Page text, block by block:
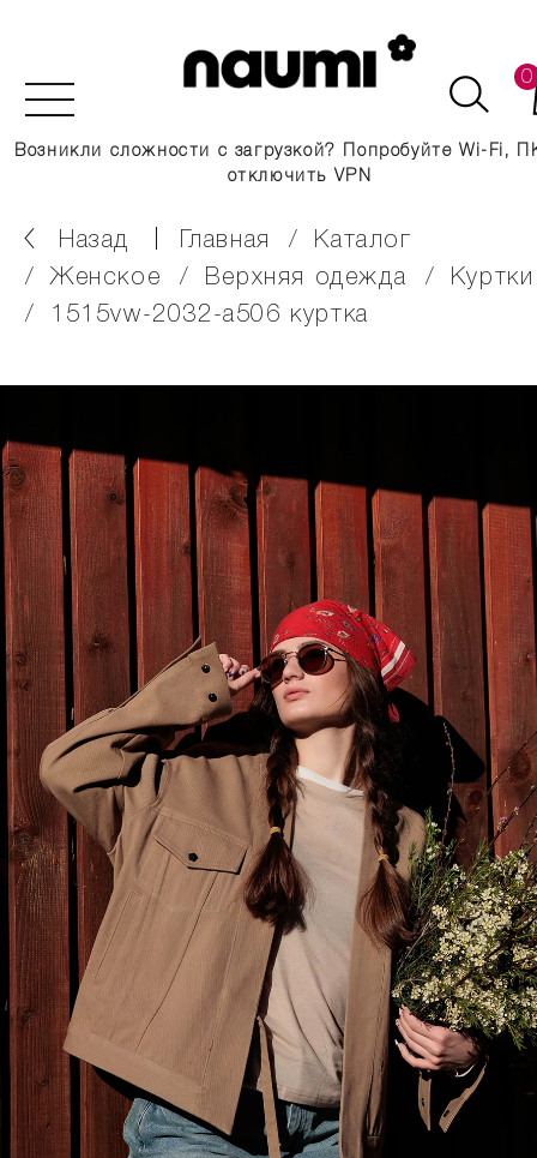
0
Возникли сложности с загрузкой? Попробуйте Wi-Fi,
отключить VPN
Назад главная
каталог
женское
верхняя одежда
куртки
1515vw-2032-a506 куртка